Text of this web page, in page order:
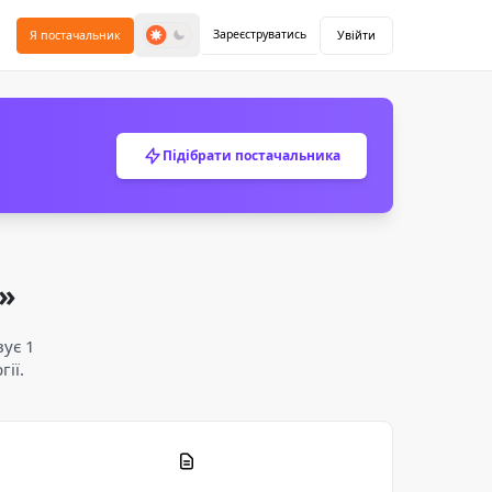
Я постачальник Зареєструватись Увійти
Підібрати постачальника
1